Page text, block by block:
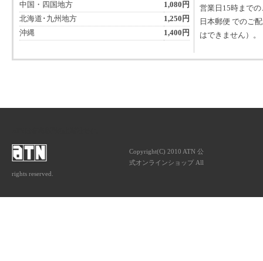
中国・四国地方
1,080円
北海道･九州地方
1,250円
沖縄
1,400円
営業日15時まで
日本郵便 でのご
はできません）。
Copyright(C) 2010 ATN 公
式オンラインショップ All
rights reserved.